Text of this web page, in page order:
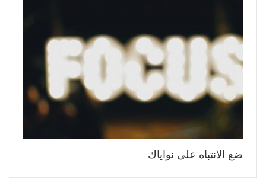
ضع الانتباه على نواياك